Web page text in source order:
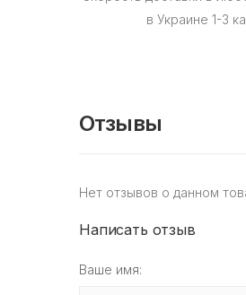
в Украине 1-3
Отзывы
Нет отзывов о данном
Написать отзыв
Ваше имя: